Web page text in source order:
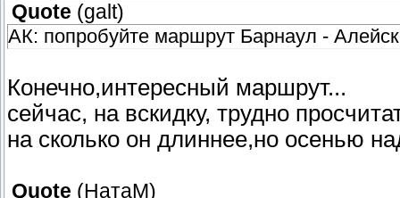
Quote (galt)
АК: попробуйте маршрут Барнаул -
Конечно,интересный маршрут...
сейчас, на вскидку, трудно
на сколько он длиннее,но осенью
Quote (НатаМ)